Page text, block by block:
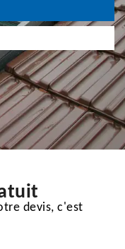
devis, c'est